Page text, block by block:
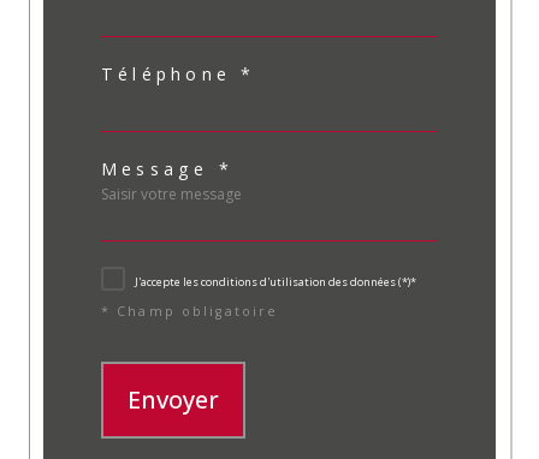
Téléphone *
Message *
J'accepte les conditions d'utilisation des données (*)*
* Champ obligatoire
Envoyer